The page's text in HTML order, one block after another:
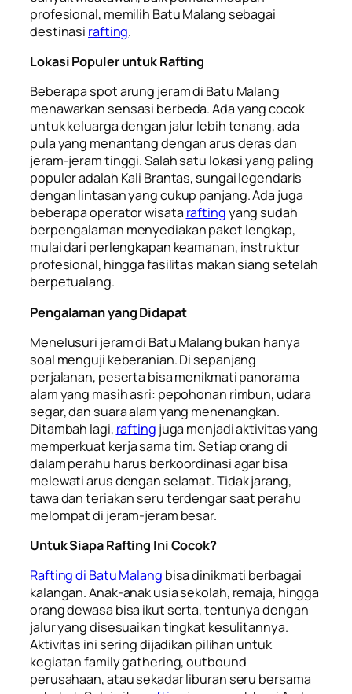
profesional, memilih Batu Malang sebagai
destinasi rafting.
Lokasi Populer untuk Rafting
Beberapa spot arung jeram di Batu Malang
menawarkan sensasi berbeda. Ada yang cocok
untuk keluarga dengan jalur lebih tenang, ada
pula yang menantang dengan arus deras dan
jeram-jeram tinggi. Salah satu lokasi yang paling
populer adalah Kali Brantas, sungai legendaris
dengan lintasan yang cukup panjang. Ada juga
beberapa operator wisata raftingyang sudah
berpengalaman menyediakan paket lengkap,
mulai dari perlengkapan keamanan, instruktur
profesional, hingga fasilitas makan siang setelah
berpetualang.
Pengalaman yang Didapat
Menelusuri jeram di Batu Malang bukan hanya
soal menguji keberanian. Di sepanjang
perjalanan, peserta bisa menikmati panorama
alam yang masih asri: pepohonan rimbun, udara
segar, dan suara alam yang menenangkan.
Ditambah lagi, rafting juga menjadi aktivitas yang
memperkuat kerja sama tim. Setiap orang di
dalam perahu harus berkoordinasi agar bisa
melewati arus dengan selamat. Tidak jarang,
tawa dan teriakan seru terdengar saat perahu
melompat di jeram-jeram besar.
Untuk Siapa Rafting Ini Cocok?
Rafting di Batu Malang bisa dinikmati berbagai
kalangan. Anak-anak usia sekolah, remaja, hingga
orang dewasa bisa ikut serta, tentunya dengan
jalur yang disesuaikan tingkat kesulitannya.
Aktivitas ini sering dijadikan pilihan untuk
kegiatan family gathering, outbound
perusahaan, atau sekadar liburan seru bersama